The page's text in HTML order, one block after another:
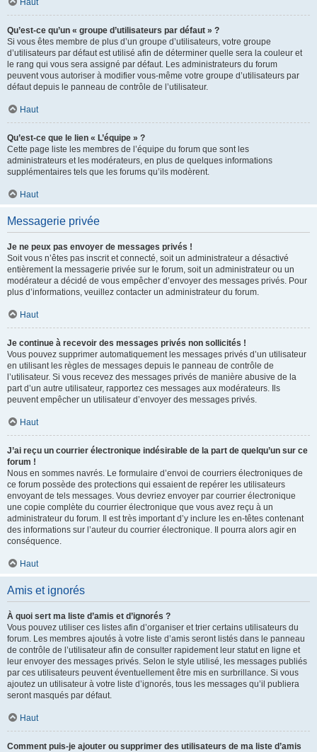
Haut
Qu’est-ce qu’un « groupe d’utilisateurs par défaut » ?
Si vous êtes membre de plus d’un groupe d’utilisateurs, votre groupe
d’utilisateurs par défaut est utilisé afin de déterminer quelle sera la couleur et
le rang qui vous sera assigné par défaut. Les administrateurs du forum
peuvent vous autoriser à modifier vous-même votre groupe d’utilisateurs par
défaut depuis le panneau de contrôle de l’utilisateur.
Haut
Qu’est-ce que le lien « L’équipe » ?
Cette page liste les membres de l’équipe du forum que sont les
administrateurs et les modérateurs, en plus de quelques informations
supplémentaires tels que les forums qu’ils modèrent.
Haut
Messagerie privée
Je ne peux pas envoyer de messages privés !
Soit vous n’êtes pas inscrit et connecté, soit un administrateur a désactivé
entièrement la messagerie privée sur le forum, soit un administrateur ou un
modérateur a décidé de vous empêcher d’envoyer des messages privés. Pour
plus d’informations, veuillez contacter un administrateur du forum.
Haut
Je continue à recevoir des messages privés non sollicités !
Vous pouvez supprimer automatiquement les messages privés d’un utilisateur
en utilisant les règles de messages depuis le panneau de contrôle de
l’utilisateur. Si vous recevez des messages privés de manière abusive de la
part d’un autre utilisateur, rapportez ces messages aux modérateurs. Ils
peuvent empêcher un utilisateur d’envoyer des messages privés.
Haut
J’ai reçu un courrier électronique indésirable de la part de quelqu’un sur ce
forum !
Nous en sommes navrés. Le formulaire d’envoi de courriers électroniques de
ce forum possède des protections qui essaient de repérer les utilisateurs
envoyant de tels messages. Vous devriez envoyer par courrier électronique
une copie complète du courrier électronique que vous avez reçu à un
administrateur du forum. Il est très important d’y inclure les en-têtes contenant
des informations sur l’auteur du courrier électronique. Il pourra alors agir en
conséquence.
Haut
Amis et ignorés
À quoi sert ma liste d’amis et d’ignorés ?
Vous pouvez utiliser ces listes afin d’organiser et trier certains utilisateurs du
forum. Les membres ajoutés à votre liste d’amis seront listés dans le panneau
de contrôle de l’utilisateur afin de consulter rapidement leur statut en ligne et
leur envoyer des messages privés. Selon le style utilisé, les messages publiés
par ces utilisateurs peuvent éventuellement être mis en surbrillance. Si vous
ajoutez un utilisateur à votre liste d’ignorés, tous les messages qu’il publiera
seront masqués par défaut.
Haut
Comment puis-je ajouter ou supprimer des utilisateurs de ma liste d’amis